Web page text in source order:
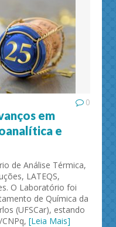
0
em
e
de Análise Térmica,
LATEQS,
O Laboratório foi
de Química da
(UFSCar), estando
[Leia Mais]